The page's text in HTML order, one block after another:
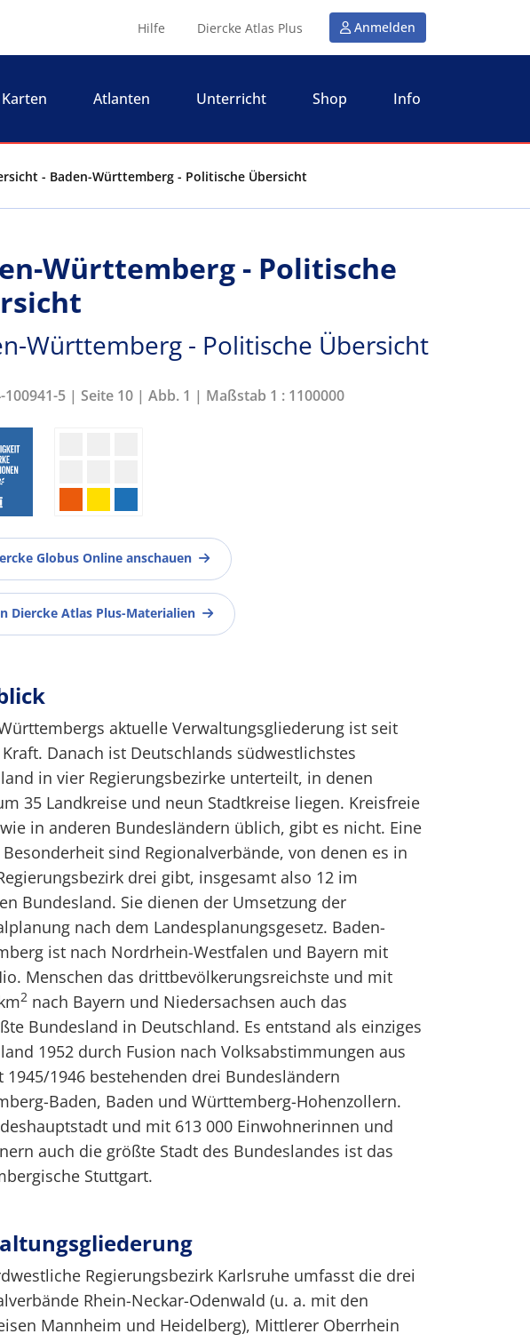
Hilfe Diercke Atlas Plus Anmelden
Karten Atlanten Unterricht Shop Info
- Baden-Württemberg - Politische Übersicht
Württemberg - Politische
Württemberg - Politische Übersicht
100941-5 | Seite 10 | Abb. 1 | Maßstab 1 : 1100000
Globus Online anschauen
Diercke Atlas Plus-Materialien
aktuelle Verwaltungsgliederung ist seit
Kraft. Danach ist Deutschlands südwestlichstes
in vier Regierungsbezirke unterteilt, in denen
35 Landkreise und neun Stadtkreise liegen. Kreisfreie
in anderen Bundesländern üblich, gibt es nicht. Eine
sind Regionalverbände, von denen es in
drei gibt, insgesamt also 12 im
Bundesland. Sie dienen der Umsetzung der
nach dem Landesplanungsgesetz. Baden-
ist nach Nordrhein-Westfalen und Bayern mit
Menschen das drittbevölkerungsreichste und mit
2 nach Bayern und Niedersachsen auch das
Bundesland in Deutschland. Es entstand als einziges
1952 durch Fusion nach Volksabstimmungen aus
1945/1946 bestehenden drei Bundesländern
Baden, Baden und Württemberg-Hohenzollern.
und mit 613 000 Einwohnerinnen und
auch die größte Stadt des Bundeslandes ist das
Stuttgart.
Regierungsbezirk Karlsruhe umfasst die drei
Rhein-Neckar-Odenwald (u. a. mit den
Mannheim und Heidelberg), Mittlerer Oberrhein